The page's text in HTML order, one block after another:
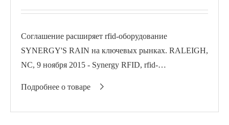
Соглашение расширяет rfid-оборудование
SYNERGY'S RAIN на ключевых рынках. RALEIGH,
NC, 9 ноября 2015 - Synergy RFID, rfid-
стоимостью, присоединяется к InPower программе
Подробнее о товаре 